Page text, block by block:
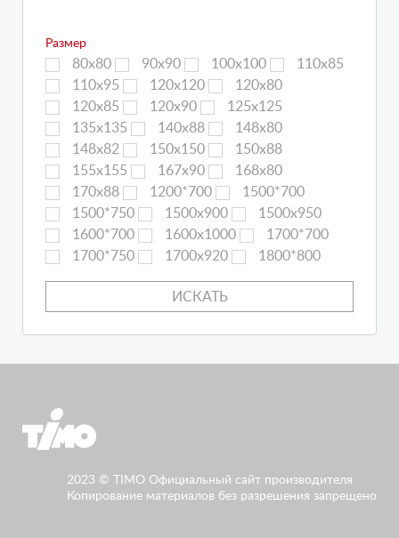
Размер
80х80 90х90 100х100
110х85
110х95
120х120
120х80
120х85
120х90
125х125
135х135
140х88
148х80
148х82
150х150
150х88
155х155
167х90
168х80
170х88
1200*700
1500*700
1500*750
1500х900
1500х950
1600*700
1600х1000
1700*700
1700*750
1700х920 1800*800
2023 © TIMO Официальный сайт производителя
Копирование материалов без разрешения запрещено